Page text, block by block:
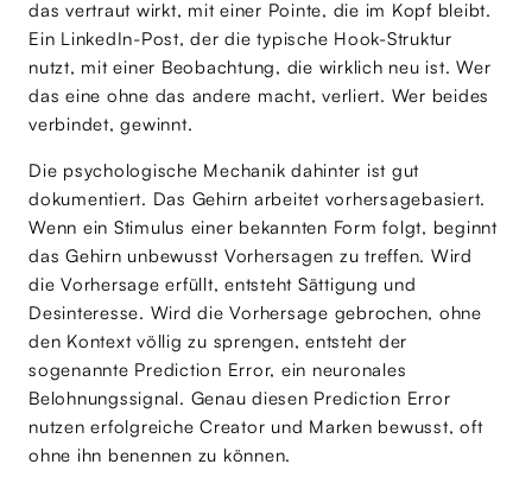
das vertraut wirkt, mit einer Pointe, die im Kopf bleibt.
Ein LinkedIn-Post, der die typische Hook-Struktur
nutzt, mit einer Beobachtung, die wirklich neu ist. Wer
das eine ohne das andere macht, verliert. Wer beides
verbindet, gewinnt.
Die psychologische Mechanik dahinter ist gut
dokumentiert. Das Gehirn arbeitet vorhersagebasiert.
Wenn ein Stimulus einer bekannten Form folgt, beginnt
das Gehirn unbewusst Vorhersagen zu treffen. Wird
die Vorhersage erfüllt, entsteht Sättigung und
Desinteresse. Wird die Vorhersage gebrochen, ohne
den Kontext völlig zu sprengen, entsteht der
sogenannte Prediction Error, ein neuronales
Belohnungssignal. Genau diesen Prediction Error
nutzen erfolgreiche Creator und Marken bewusst, oft
ohne ihn benennen zu können.